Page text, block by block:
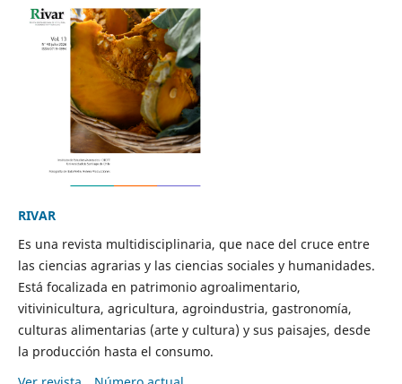
RIVAR
Es una revista multidisciplinaria, que nace del cruce entre
las ciencias agrarias y las ciencias sociales y humanidades.
Está focalizada en patrimonio agroalimentario,
vitivinicultura, agricultura, agroindustria, gastronomía,
culturas alimentarias (arte y cultura) y sus paisajes, desde
la producción hasta el consumo.